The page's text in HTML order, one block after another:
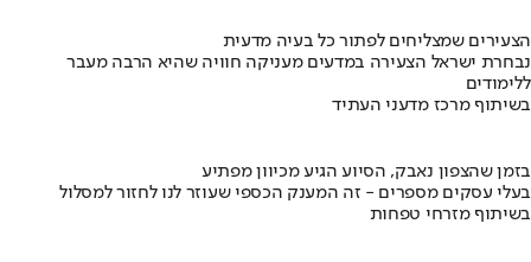
הצעירים שמצליחים לפתור כל בעיה מדעית
נבחרת ישראל הצעירה במדעים מעניקה חוויה שהיא הרבה מעבר
ללימודים
בשיתוף מרכז מדעני העתיד
בזמן שהצפון נאבק, הסיוע הגיע מכיוון מפתיע
בעלי עסקים מספרים - זה המענק הכספי שעוזר לנו לחזור למסלול
בשיתוף מזרחי טפחות